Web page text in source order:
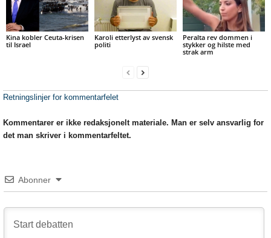
Kina kobler Ceuta-krisen
til Israel
Karoli etterlyst av svensk
politi
Peralta rev dommen i
stykker og hilste med
strak arm
Retningslinjer for kommentarfelet
Kommentarer er ikke redaksjonelt materiale. Man er selv ansvarlig for
det man skriver i kommentarfeltet.
Abonner